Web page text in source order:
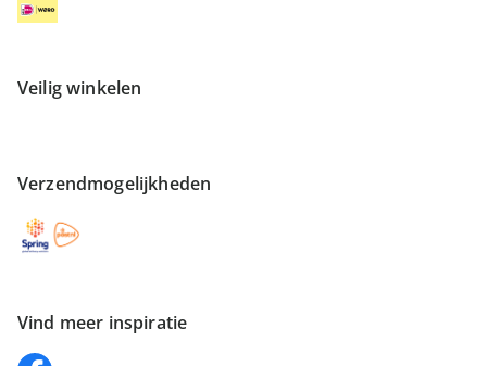
Veilig winkelen
Verzendmogelijkheden
Vind meer inspiratie